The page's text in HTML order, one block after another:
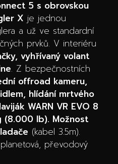
5 s obrovskou
X je jednou
a už ve standardní
prvků. V interiéru
vyhřívaný volant
. Z bezpečnostních
offroad kameru,
hlídání mrtvého
WARN VR EVO 8
(8.000 lb). Možnost
(kabel 3.5m).
převodový